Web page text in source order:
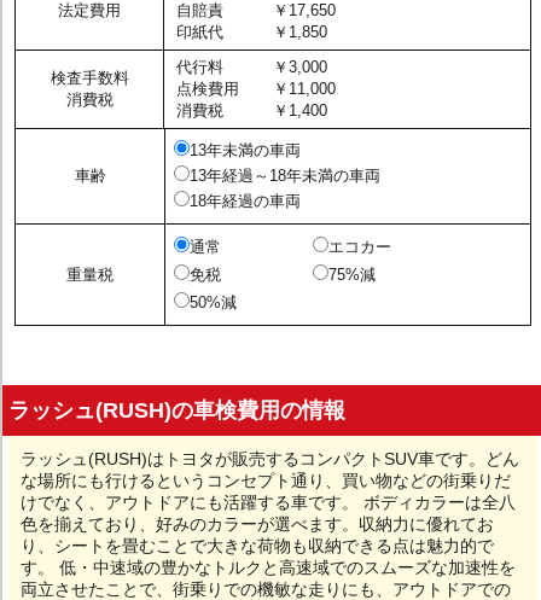
法定費用
自賠責
￥17,650
印紙代
￥1,850
検査手数料
消費税
代行料
￥3,000
点検費用
￥11,000
消費税
￥1,400
車齢
13年未満の車両
13年経過～18年未満の車両
18年経過の車両
重量税
通常
エコカー
免税
75%減
50%減
ラッシュ(RUSH)の車検費用の情報
ラッシュ(RUSH)はトヨタが販売するコンパクトSUV車です。どん
な場所にも行けるというコンセプト通り、買い物などの街乗りだ
けでなく、アウトドアにも活躍する車です。 ボディカラーは全八
色を揃えており、好みのカラーが選べます。収納力に優れてお
り、シートを畳むことで大きな荷物も収納できる点は魅力的で
す。 低・中速域の豊かなトルクと高速域でのスムーズな加速性を
両立させたことで、街乗りでの機敏な走りにも、アウトドアでの